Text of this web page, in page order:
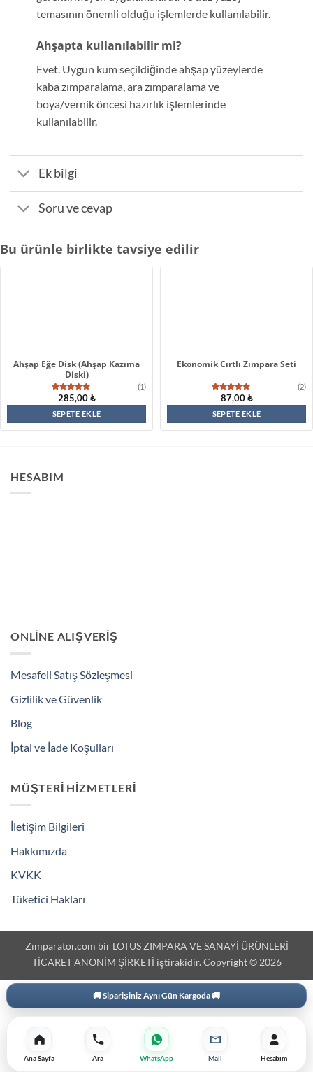
temasının önemli olduğu işlemlerde kullanılabilir.
Ahşapta kullanılabilir mi?
Evet. Uygun kum seçildiğinde ahşap yüzeylerde
kaba zımparalama, ara zımparalama ve
boya/vernik öncesi hazırlık işlemlerinde
kullanılabilir.
Ek bilgi
Soru ve cevap
Bu ürünle birlikte tavsiye edilir
Ahşap Eğe Disk (Ahşap Kazıma
Diski)
müşteri
puanına
dayanarak
5.00puan
(1)
285,00₺
SEPETE EKLE
Ekonomik Cırtlı Zımpara Seti
müşteri
puanına
dayanarak
5.00puan
(2)
87,00₺
SEPETE EKLE
HESABIM
ONLINE ALIŞVERIŞ
Mesafeli Satış Sözleşmesi
Gizlilik ve Güvenlik
Blog
İptal ve İade Koşulları
MÜŞTERI HIZMETLERI
İletişim Bilgileri
Hakkımızda
KVKK
Tüketici Hakları
Zımparator.com bir LOTUS ZIMPARA VE SANAYİ ÜRÜNLERİ
TİCARET ANONİM ŞİRKETİ iştirakidir. Copyright © 2026
3000 ₺ Üzeri Ekstra İskonto
Ana Sayfa Ara WhatsApp Mail Hesabım